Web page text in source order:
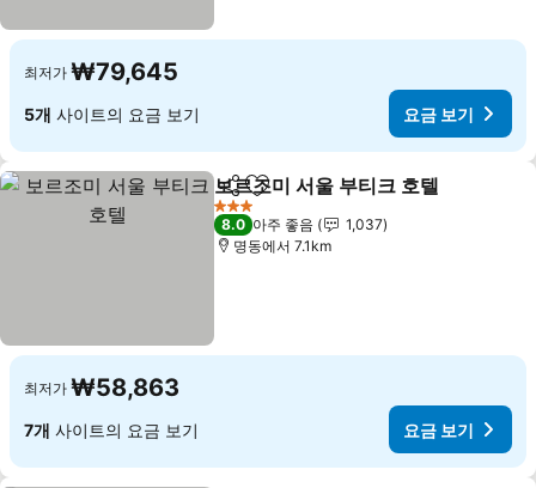
최저가 ₩79,645
5개 사이트의 요금 보기 요금 보기
공유 즐겨찾기에 추가
보르조미 서울 부티크 호텔
3 성급
8.0 아주 좋음
1,037
명동에서 7.1km
최저가 ₩58,863
7개 사이트의 요금 보기 요금 보기